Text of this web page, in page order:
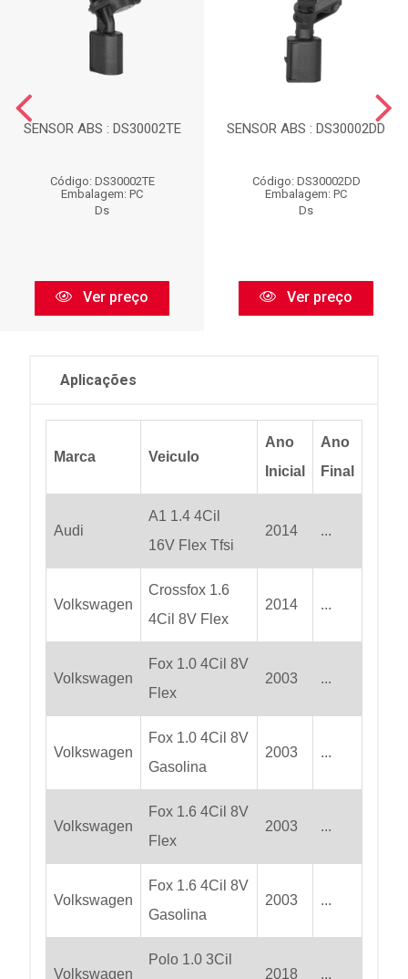
SENSOR ABS : DS30002TE
Código: DS30002TE
Embalagem: PC
Ds
Ver preço
SENSOR ABS : DS30002DD
Código: DS30002DD
Embalagem: PC
Ds
Ver preço
Aplicações
Marca Veiculo
Ano
Inicial
Ano
Final
Audi
A1 1.4 4Cil
16V Flex Tfsi
2014 ...
Volkswagen
Crossfox 1.6
4Cil 8V Flex
2014 ...
Volkswagen
Fox 1.0 4Cil 8V
Flex
2003 ...
Volkswagen
Fox 1.0 4Cil 8V
Gasolina
2003 ...
Volkswagen
Fox 1.6 4Cil 8V
Flex
2003 ...
Volkswagen
Fox 1.6 4Cil 8V
Gasolina
2003 ...
Volkswagen
Polo 1.0 3Cil
2018
...